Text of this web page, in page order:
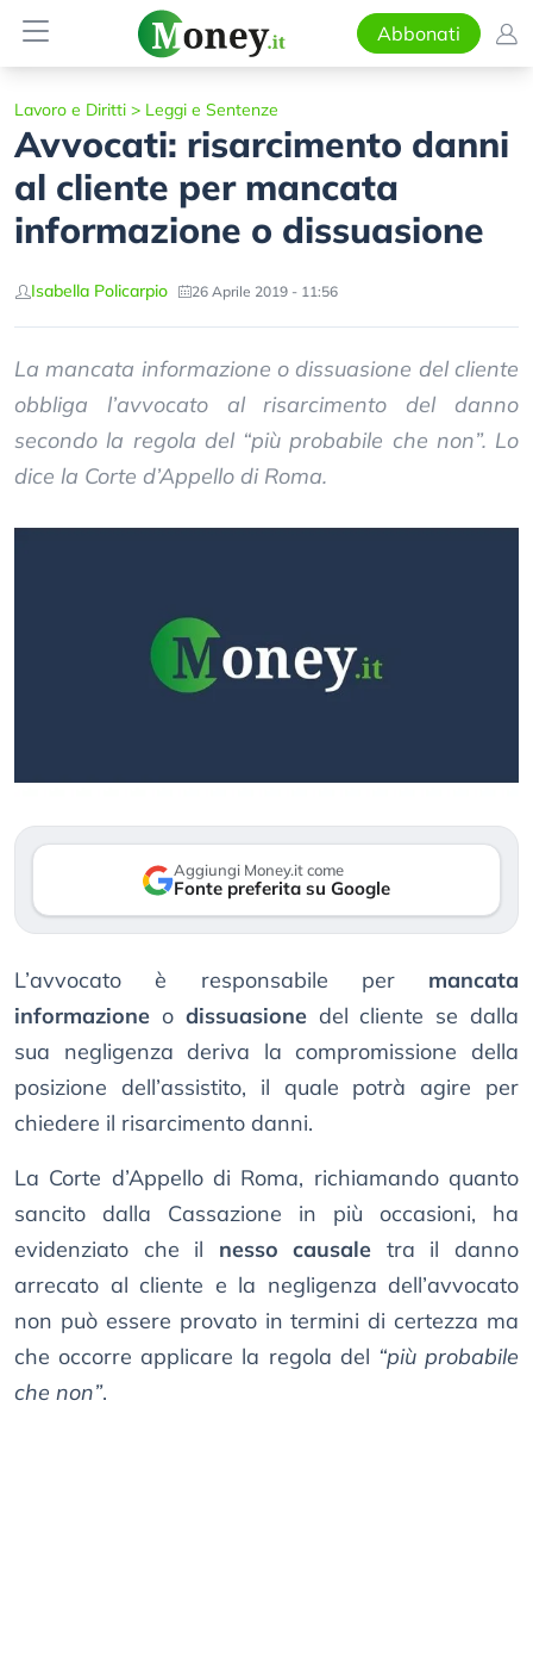
Abbonati
Lavoro e Diritti > Leggi e Sentenze
Avvocati: risarcimento danni
al cliente per mancata
informazione o dissuasione
Isabella Policarpio 26 Aprile 2019 - 11:56
La mancata informazione o dissuasione del cliente
obbliga l’avvocato al risarcimento del danno
secondo la regola del “più probabile che non”. Lo
dice la Corte d’Appello di Roma.
Aggiungi Money.it come
Fonte preferita su Google
L’avvocato è responsabile per mancata
informazione o dissuasionedel cliente se dalla
sua negligenza deriva la compromissione della
posizione dell’assistito, il quale potrà agire per
chiedere il risarcimento danni.
La Corte d’Appello di Roma, richiamando quanto
sancito dalla Cassazione in più occasioni, ha
evidenziato che il nesso causale tra il danno
arrecato al cliente e la negligenza dell’avvocato
non può essere provato in termini di certezza ma
che occorre applicare la regola del “più probabile
che non”.